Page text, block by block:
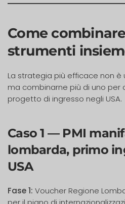
Come
strumenti
La strategia più efficace non è
ma combinarne più di uno per
progetto di ingresso negli USA.
Caso 1 — PMI
lombarda, primo
USA
Fase 1: Voucher Regione